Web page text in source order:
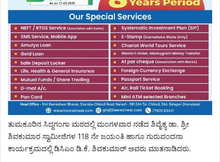
ತುಮಕೂರಿನ ಸಿದ್ದಗಂಗಾ ಮಠದಲ್ಲಿ ಮಂಗಳವಾರ ನಡೆದ ಶಿವೈಕ್ಯ ಡಾ. ಶ್ರೀ
ಶಿವಕುಮಾರ ಸ್ವಾಮೀಜಿಗಳ 118 ನೇ ಜಯಂತಿ ಹಾಗೂ ಗುರುವಂದನಾ
ಕಾರ್ಯಕ್ರಮದಲ್ಲಿ ಡಿಸಿಎಂ ಡಿ.ಕೆ. ಶಿವಕುಮಾರ್ ಅವರು ಮಾತನಾಡಿದರು.